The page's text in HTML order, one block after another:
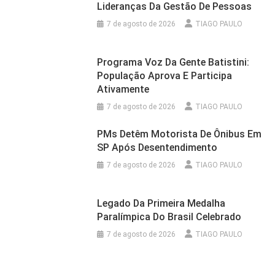
Lideranças Da Gestão De Pessoas
7 de agosto de 2026 TIAGO PAULO
Programa Voz Da Gente Batistini:
População Aprova E Participa
Ativamente
7 de agosto de 2026 TIAGO PAULO
PMs Detêm Motorista De Ônibus Em
SP Após Desentendimento
7 de agosto de 2026 TIAGO PAULO
Legado Da Primeira Medalha
Paralímpica Do Brasil Celebrado
7 de agosto de 2026 TIAGO PAULO